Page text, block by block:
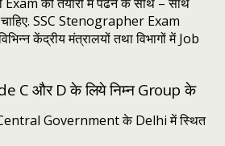
चाहिए. SSC Stenographer Exam
केंद्रीय मंत्रालयों तथा विभागों में Job
C और D के लिये निम्‍न Group के
Government के Delhi में स्थित